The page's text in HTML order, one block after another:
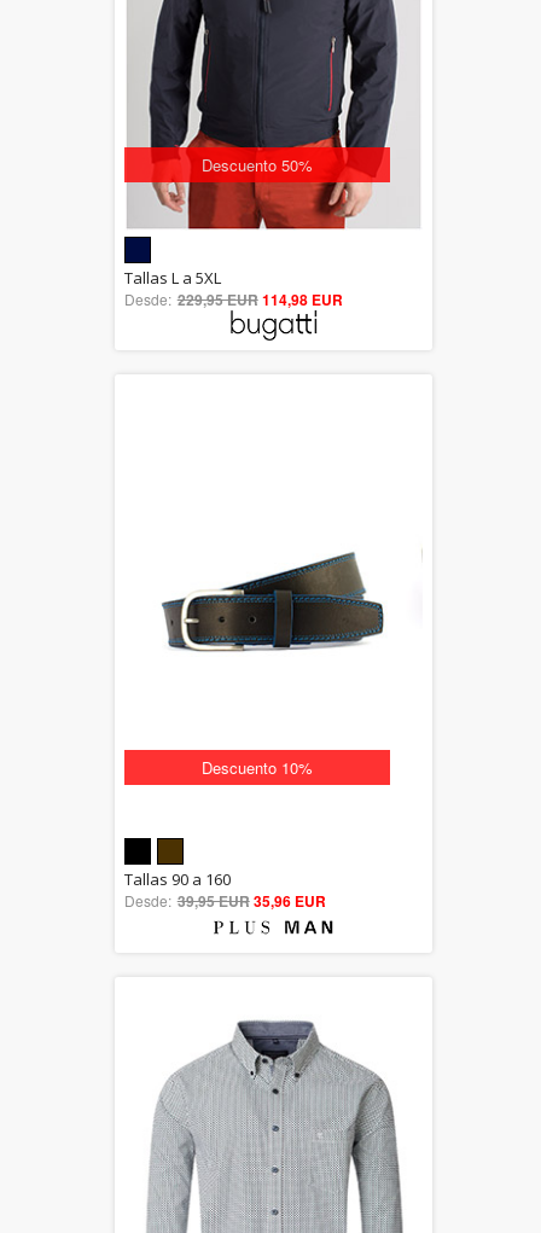
Descuento 50%
out of 5
Tallas L a 5XL
Desde: 229,95 EUR114,98 EUR
Descuento 10%
5.00
out of 5
Tallas 90 a 160
Desde: 39,95 EUR35,96 EUR